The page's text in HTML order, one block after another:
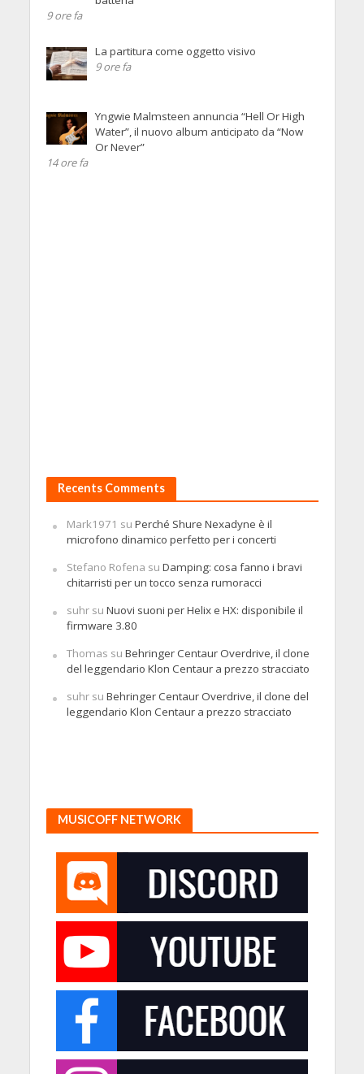
9 ore fa
La partitura come oggetto visivo
9 ore fa
Yngwie Malmsteen annuncia “Hell Or High
Water”, il nuovo album anticipato da “Now
Or Never”
14 ore fa
Recents Comments
Mark1971 su Perché Shure Nexadyne è il
microfono dinamico perfetto per i concerti
Stefano Rofena su Damping: cosa fanno i bravi
chitarristi per un tocco senza rumoracci
suhrsu Nuovi suoni per Helix e HX: disponibile il
firmware 3.80
Thomas su Behringer Centaur Overdrive, il clone
del leggendario Klon Centaur a prezzo stracciato
suhrsu Behringer Centaur Overdrive, il clone del
leggendario Klon Centaur a prezzo stracciato
MUSICOFF NETWORK